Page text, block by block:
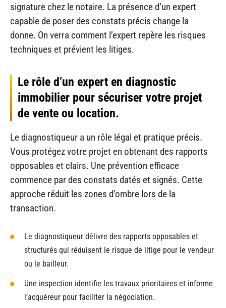
signature chez le notaire. La présence d’un expert
capable de poser des constats précis change la
donne. On verra comment l’expert repère les risques
techniques et prévient les litiges.
Le rôle d’un expert en diagnostic
immobilier pour sécuriser votre projet
de vente ou location.
Le diagnostiqueur a un rôle légal et pratique précis.
Vous protégez votre projet en obtenant des rapports
opposables et clairs. Une prévention efficace
commence par des constats datés et signés. Cette
approche réduit les zones d’ombre lors de la
transaction.
Le diagnostiqueur délivre des rapports opposables et
structurés qui réduisent le risque de litige pour le vendeur
ou le bailleur.
Une inspection identifie les travaux prioritaires et informe
l’acquéreur pour faciliter la négociation.